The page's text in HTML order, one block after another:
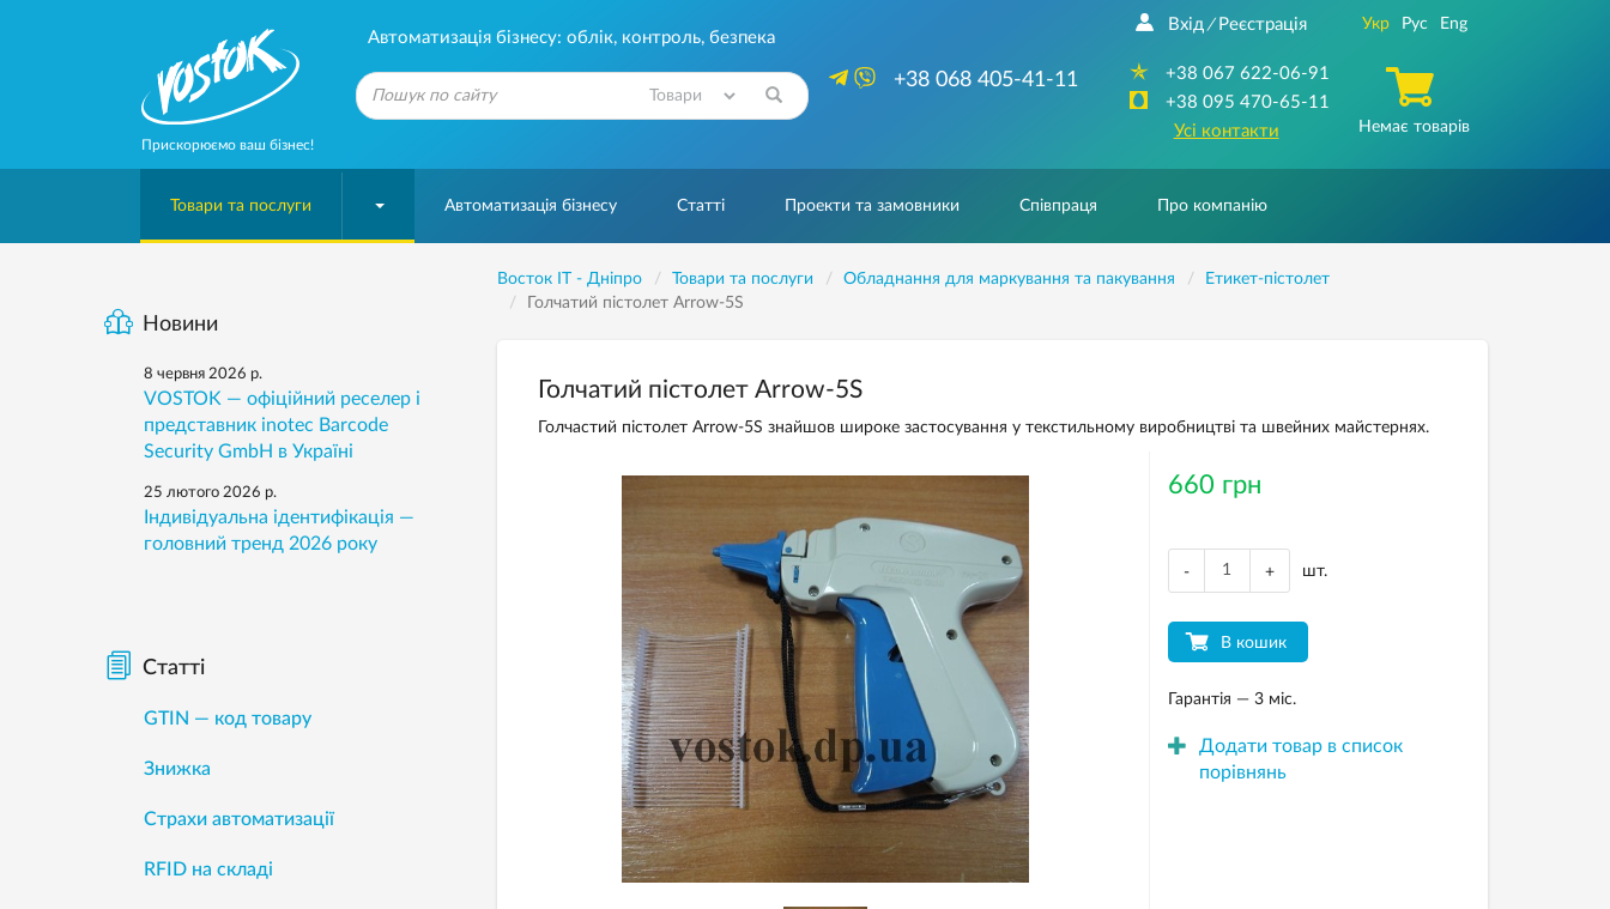
Прискорюємо ваш бізнес!
Автоматизація бізнесу: облік, контроль, безпека
+38 068 405-41-11
Вхід / Реєстрація
+38 067 622-06-91
+38 095 470-65-11
Усі контакти
Укр Рус Eng
Немає товарів
Товари та послуги Автоматизація бізнесу Статті Проекти та замовники Співпраця Про компанію
Восток IT - Дніпро Товари та послуги Обладнання для маркування та пакування
Етикет-пістолет
Голчатий пістолет Arrow-5S
Голчатий пістолет Arrow-5S
Голчастий пістолет Arrow-5S знайшов широке застосування у текстильному виробництві та швейних майстернях.
660 грн
- + шт.
В кошик
Гарантія — 3 міс.
Додати товар в список
порівнянь
Новини
8 червня 2026 р.
VOSTOK — офіційний реселер і
представник inotec Barcode
Security GmbH в Україні
25 лютого 2026 р.
Індивідуальна ідентифікація —
головний тренд 2026 року
Статті
GTIN — код товару
Знижка
Страхи автоматизації
RFID на складі